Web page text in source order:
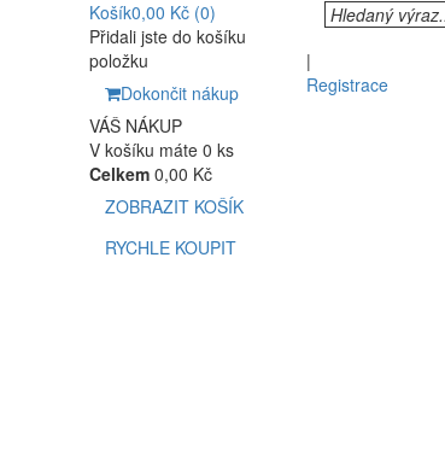
Košík0,00 Kč (0)
Přidali jste do košíku
položku
Dokončit nákup
VÁŠ NÁKUP
V košíku máte 0 ks
Celkem 0,00 Kč
ZOBRAZIT KOŠÍK
RYCHLE KOUPIT
|
Registrace